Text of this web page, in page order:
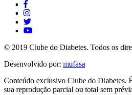
© 2019 Clube do Diabetes. Todos os
Desenvolvido por: mufasa
Conteúdo exclusivo Clube do Diabetes.
sua reprodução parcial ou total sem